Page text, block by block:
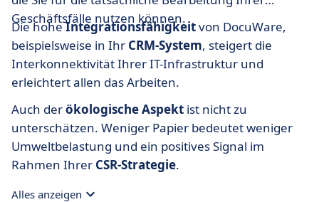
Geschäftsfälle nutzen können.
Die hoheIntegrationsfähigkeitvon DocuWare,
beispielsweise in Ihr CRM-System, steigert die
Interkonnektivität Ihrer IT-Infrastruktur und
erleichtert allen das Arbeiten.
Auch derökologischeAspekt ist nicht zu
unterschätzen. Weniger Papier bedeutet weniger
Umweltbelastung und ein positives Signal im
Rahmen Ihrer CSR-Strategie.
Alles anzeigen